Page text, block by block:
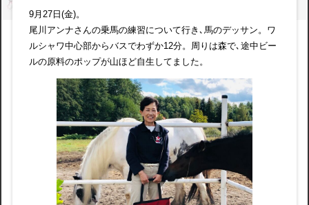
9月27日(金)。
尾川アンナさんの乗馬の練習について行き､馬のデッサン。ワ
ルシャワ中心部からバスでわずか12分。周りは森で､途中ビー
ルの原料のポップが山ほど自生してました。